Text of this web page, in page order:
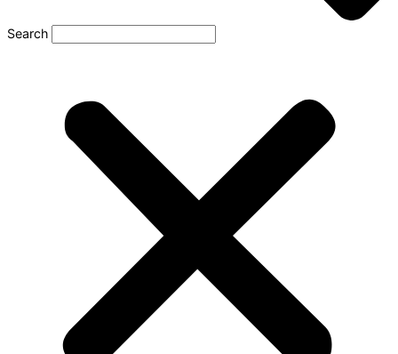
Search